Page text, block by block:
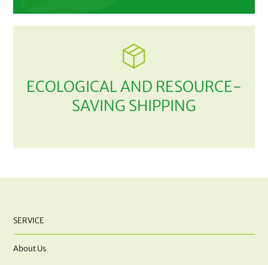
ECOLOGICAL AND RESOURCE-
SAVING SHIPPING
SERVICE
About Us